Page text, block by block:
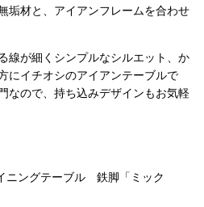
垢材と、アイアンフレームを合わせ
線が細くシンプルなシルエット、か
にイチオシのアイアンテーブルで
なので、持ち込みデザインもお気軽
ニングテーブル 鉄脚「ミック